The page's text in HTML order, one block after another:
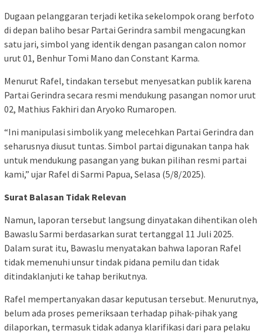
Dugaan pelanggaran terjadi ketika sekelompok orang berfoto
di depan baliho besar Partai Gerindra sambil mengacungkan
satu jari, simbol yang identik dengan pasangan calon nomor
urut 01, Benhur Tomi Mano dan Constant Karma.
Menurut Rafel, tindakan tersebut menyesatkan publik karena
Partai Gerindra secara resmi mendukung pasangan nomor urut
02, Mathius Fakhiri dan Aryoko Rumaropen.
“Ini manipulasi simbolik yang melecehkan Partai Gerindra dan
seharusnya diusut tuntas. Simbol partai digunakan tanpa hak
untuk mendukung pasangan yang bukan pilihan resmi partai
kami,” ujar Rafel di Sarmi Papua, Selasa (5/8/2025).
Surat Balasan Tidak Relevan
Namun, laporan tersebut langsung dinyatakan dihentikan oleh
Bawaslu Sarmi berdasarkan surat tertanggal 11 Juli 2025.
Dalam surat itu, Bawaslu menyatakan bahwa laporan Rafel
tidak memenuhi unsur tindak pidana pemilu dan tidak
ditindaklanjuti ke tahap berikutnya.
Rafel mempertanyakan dasar keputusan tersebut. Menurutnya,
belum ada proses pemeriksaan terhadap pihak-pihak yang
dilaporkan, termasuk tidak adanya klarifikasi dari para pelaku